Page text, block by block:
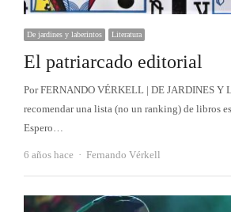
De jardines y laberintos Literatura
El patriarcado editorial
Por FERNANDO VÉRKELL | DE JARDINES Y
recomendar una lista (no un ranking) de libros
Espero…
6 años hace Autor
Fernando Vérkell